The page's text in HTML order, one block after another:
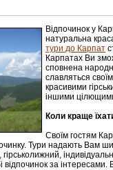
Відпочинок у
натуральна
тури до Карпат
Карпатах Ви
сповнена
славляться
красивими
іншими
Коли краще
Своїм гостям
Тури надають Вам
за інтересами.